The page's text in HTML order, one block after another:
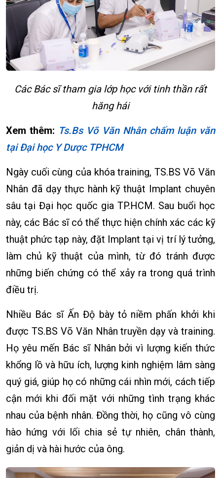
Các Bác sĩ tham gia lớp học với tinh thần rất
hăng hái
Xem thêm: Ts.Bs Võ Văn Nhân chấm luận văn
tại Đại học Y Dược TPHCM
Ngày cuối cùng của khóa training, TS.BS Võ Văn
Nhân đã dạy thực hành kỹ thuật Implant chuyên
sâu tại Đại học quốc gia TP.HCM. Sau buổi học
này, các Bác sĩ có thể thực hiện chính xác các kỹ
thuật phức tạp này, đặt Implant tại vị trí lý tưởng,
làm chủ kỹ thuật của mình, từ đó tránh được
những biến chứng có thể xảy ra trong quá trình
điều trị.
Nhiều Bác sĩ Ấn Độ bày tỏ niềm phấn khởi khi
được TS.BS Võ Văn Nhân truyền dạy và training.
Họ yêu mến Bác sĩ Nhân bởi vì lượng kiến thức
khổng lồ và hữu ích, lượng kinh nghiệm lâm sàng
quý giá, giúp họ có những cái nhìn mới, cách tiếp
cận mới khi đối mặt với những tình trạng khác
nhau của bệnh nhân. Đồng thời, họ cũng vô cùng
hào hứng với lối chia sẻ tự nhiên, chân thành,
giản dị và hài hước của ông.